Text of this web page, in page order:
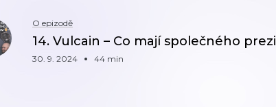
O epizodě
14. Vulcain – Co mají společného
30. 9. 2024 44 min